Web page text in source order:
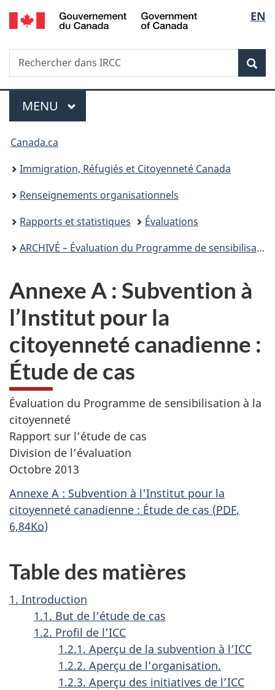
Passer
au
Passer
à
du
Passer
à
simplifiée
de
la
EN
Recherche
Rechercher
dans
Menu
MENU PRINCIPAL
Vous
êtes
ici :
Canada.ca
Immigration, Réfugiés et Citoyenneté Canada
Renseignements organisationnels
Rapports et statistiques
Évaluations
ARCHIVÉ – Évaluation du Programme de sensibilisation à la citoyenneté
Annexe A : Subvention à
l’Institut pour la
citoyenneté canadienne :
Étude de cas
Évaluation du Programme de sensibilisation à la
citoyenneté
Rapport sur l’étude de cas
Division de l’évaluation
Octobre 2013
Annexe A : Subvention à l'Institut pour la
citoyenneté canadienne : Étude de cas (PDF,
6,84Ko)
Table des matières
1. Introduction
1.1. But de l’étude de cas
1.2. Profil de l’ICC
1.2.1. Aperçu de la subvention à l’ICC
1.2.2. Aperçu de l’organisation.
1.2.3. Aperçu des initiatives de l’ICC